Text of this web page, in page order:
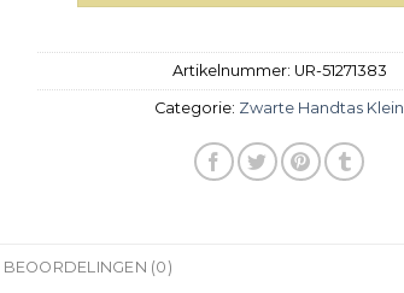
Artikelnummer: UR-51271383
Categorie: Zwarte Handtas Klein
BEOORDELINGEN (0)